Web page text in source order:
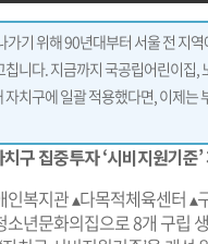
가기 위해 90년대부터 서울 전 지
니다. 지금까지 국공립어린이집,
자치구에 일괄 적용했다면, 이제는
구 집중투자 ‘시비지원기준
복지관 ▴다목적체육센터
년문화의집으로 8개 구립